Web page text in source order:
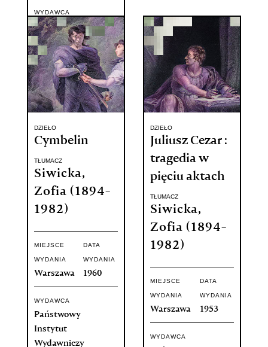
WYDAWCA
Państwowy
Instytut
Wydawniczy
DZIEŁO
Cymbelin
TŁUMACZ
Siwicka,
Zofia (1894-
1982)
MIEJSCE
WYDANIA
Warszawa
DATA
WYDANIA
1960
WYDAWCA
Państwowy
Instytut
Wydawniczy
DZIEŁO
Juliusz Cezar :
tragedia w
pięciu aktach
TŁUMACZ
Siwicka,
Zofia (1894-
1982)
MIEJSCE
WYDANIA
Warszawa
DATA
WYDANIA
1953
WYDAWCA